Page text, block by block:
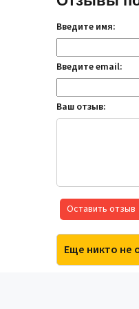
Введите имя:
Введите email:
Ваш отзыв:
Оставить отзыв
Еще никто не